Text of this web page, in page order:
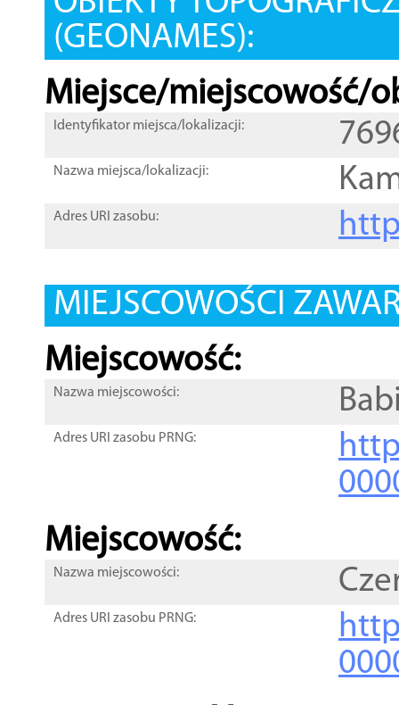
(GEONAMES):
Miejsce/miejscowość/
Identyfikator miejsca/lokalizacji:
Nazwa miejsca/lokalizacji:
Adres URI zasobu:
MIEJSCOWOŚCI
Miejscowość:
Nazwa miejscowości:
Adres URI zasobu PRNG:
Miejscowość:
Nazwa miejscowości:
Adres URI zasobu PRNG: